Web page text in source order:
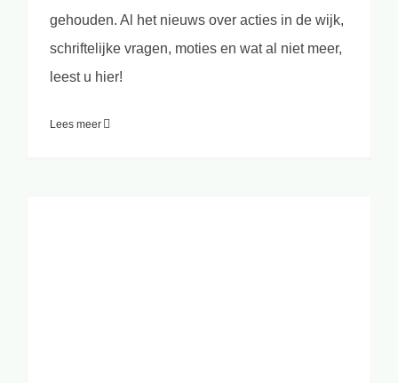
gehouden. Al het nieuws over acties in de wijk,
schriftelijke vragen, moties en wat al niet meer,
leest u hier!
Lees meer